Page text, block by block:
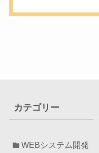
カテゴリー
WEBシステム開発